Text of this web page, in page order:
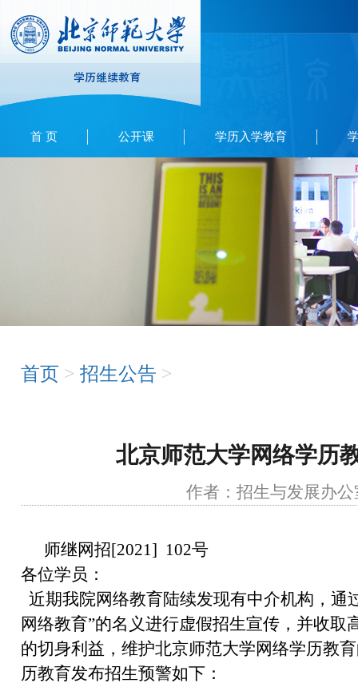
首 页 公开课 学历入学教育
首页 > 招生公告 >
北京师范大学网络学历
作者：招生与发展
师继网招[2021] 102号
各位学员：
近期我院网络教育陆续发现有中介机构，通
网络教育”的名义进行虚假招生宣传，并收取
的切身利益，维护北京师范大学网络学历教
历教育发布招生预警如下：